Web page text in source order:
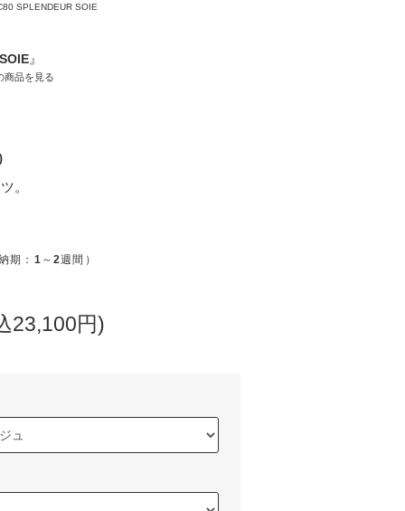
SPLENDEUR SOIE
』
商品を見る
。
期： 1 ～2週間）
23,100円)